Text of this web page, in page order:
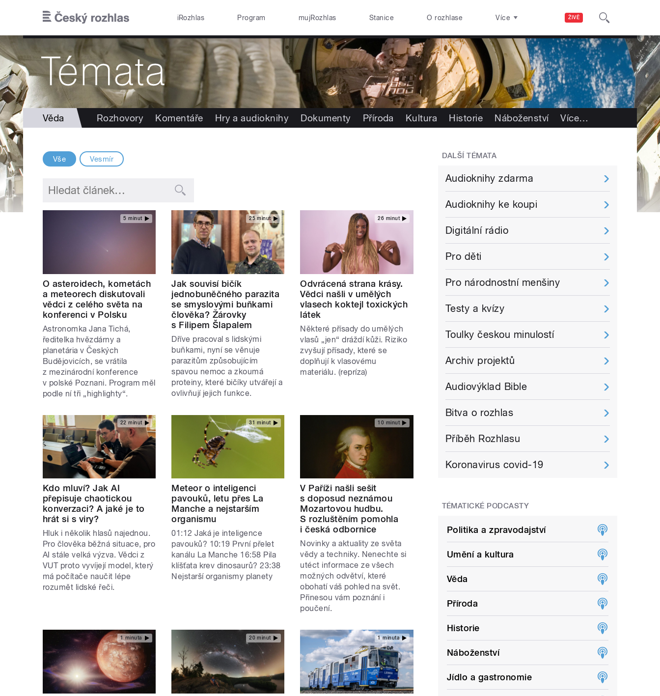
ŽIVĚ
iRozhlas Program mujRozhlas Stanice O rozhlase Více
Věda Rozhovory Komentáře Hry a audioknihy Dokumenty Příroda Kultura Historie Náboženství Více…
Vše Vesmír
5 minut
O asteroidech, kometách
a meteorech diskutovali
vědci z celého světa na
konferenci v Polsku
Astronomka Jana Tichá,
ředitelka hvězdárny a
planetária v Českých
Budějovicích, se vrátila
z mezinárodní konference
v polské Poznani. Program měl
podle ní tři „highlighty“.
25 minut
Jak souvisí bičík
jednobuněčného parazita
se smyslovými buňkami
člověka? Žárovky
s Filipem Šlapalem
Dříve pracoval s lidskými
buňkami, nyní se věnuje
parazitům způsobujícím
spavou nemoc a zkoumá
proteiny, které bičíky utvářejí a
ovlivňují jejich funkce.
26 minut
Odvrácená strana krásy.
Vědci našli v umělých
vlasech koktejl toxických
látek
Některé přísady do umělých
vlasů „jen“ dráždí kůži. Riziko
zvyšují přísady, které se
doplňují k vlasovému
materiálu. (repríza)
22 minut
Kdo mluví? Jak AI
přepisuje chaotickou
konverzaci? A jaké je to
hrát si s viry?
Hluk i několik hlasů najednou.
Pro člověka běžná situace, pro
AI stále velká výzva. Vědci z
VUT proto vyvíjejí model, který
má počítače naučit lépe
rozumět lidské řeči.
31 minut
Meteor o inteligenci
pavouků, letu přes La
Manche a nejstarším
organismu
01:12 Jaká je inteligence
pavouků? 10:19 První přelet
kanálu La Manche 16:58 Pila
klíšťata krev dinosaurů? 23:38
Nejstarší organismy planety
10 minut
V Paříži našli sešit
s doposud neznámou
Mozartovou hudbu.
S rozluštěním pomohla
i česká odbornice
Novinky a aktuality ze světa
vědy a techniky. Nenechte si
utéct informace ze všech
možných odvětví, které
obohatí váš pohled na svět.
Přinesou vám poznání i
poučení.
1 minuta 20 minut 1 minuta
DALŠÍ TÉMATA
Audioknihy zdarma
Audioknihy ke koupi
Digitální rádio
Pro děti
Pro národnostní menšiny
Testy a kvízy
Toulky českou minulostí
Archiv projektů
Audiovýklad Bible
Bitva o rozhlas
Příběh Rozhlasu
Koronavirus covid-19
TÉMATICKÉ PODCASTY
Politika a zpravodajství
Umění a kultura
Věda
Příroda
Historie
Náboženství
Jídlo a gastronomie